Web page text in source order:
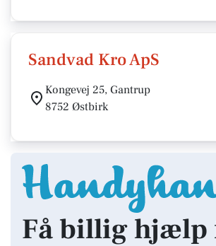
Sandvad Kro ApS
Kongevej 25, Gantrup
8752 Østbirk
Få billig hjælp